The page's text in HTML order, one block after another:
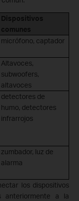
Dispositivos
comunes
micrófono, captador
Altavoces,
subwoofers,
altavoces
detectores de
humo, detectores
infrarrojos
zumbador, luz de
alarma
los dispositivos
anteriormente a la